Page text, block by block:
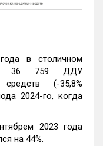
в столичном
36 759 ДДУ
(-35,8%
2024-го, когда
2023 года
на 44%.